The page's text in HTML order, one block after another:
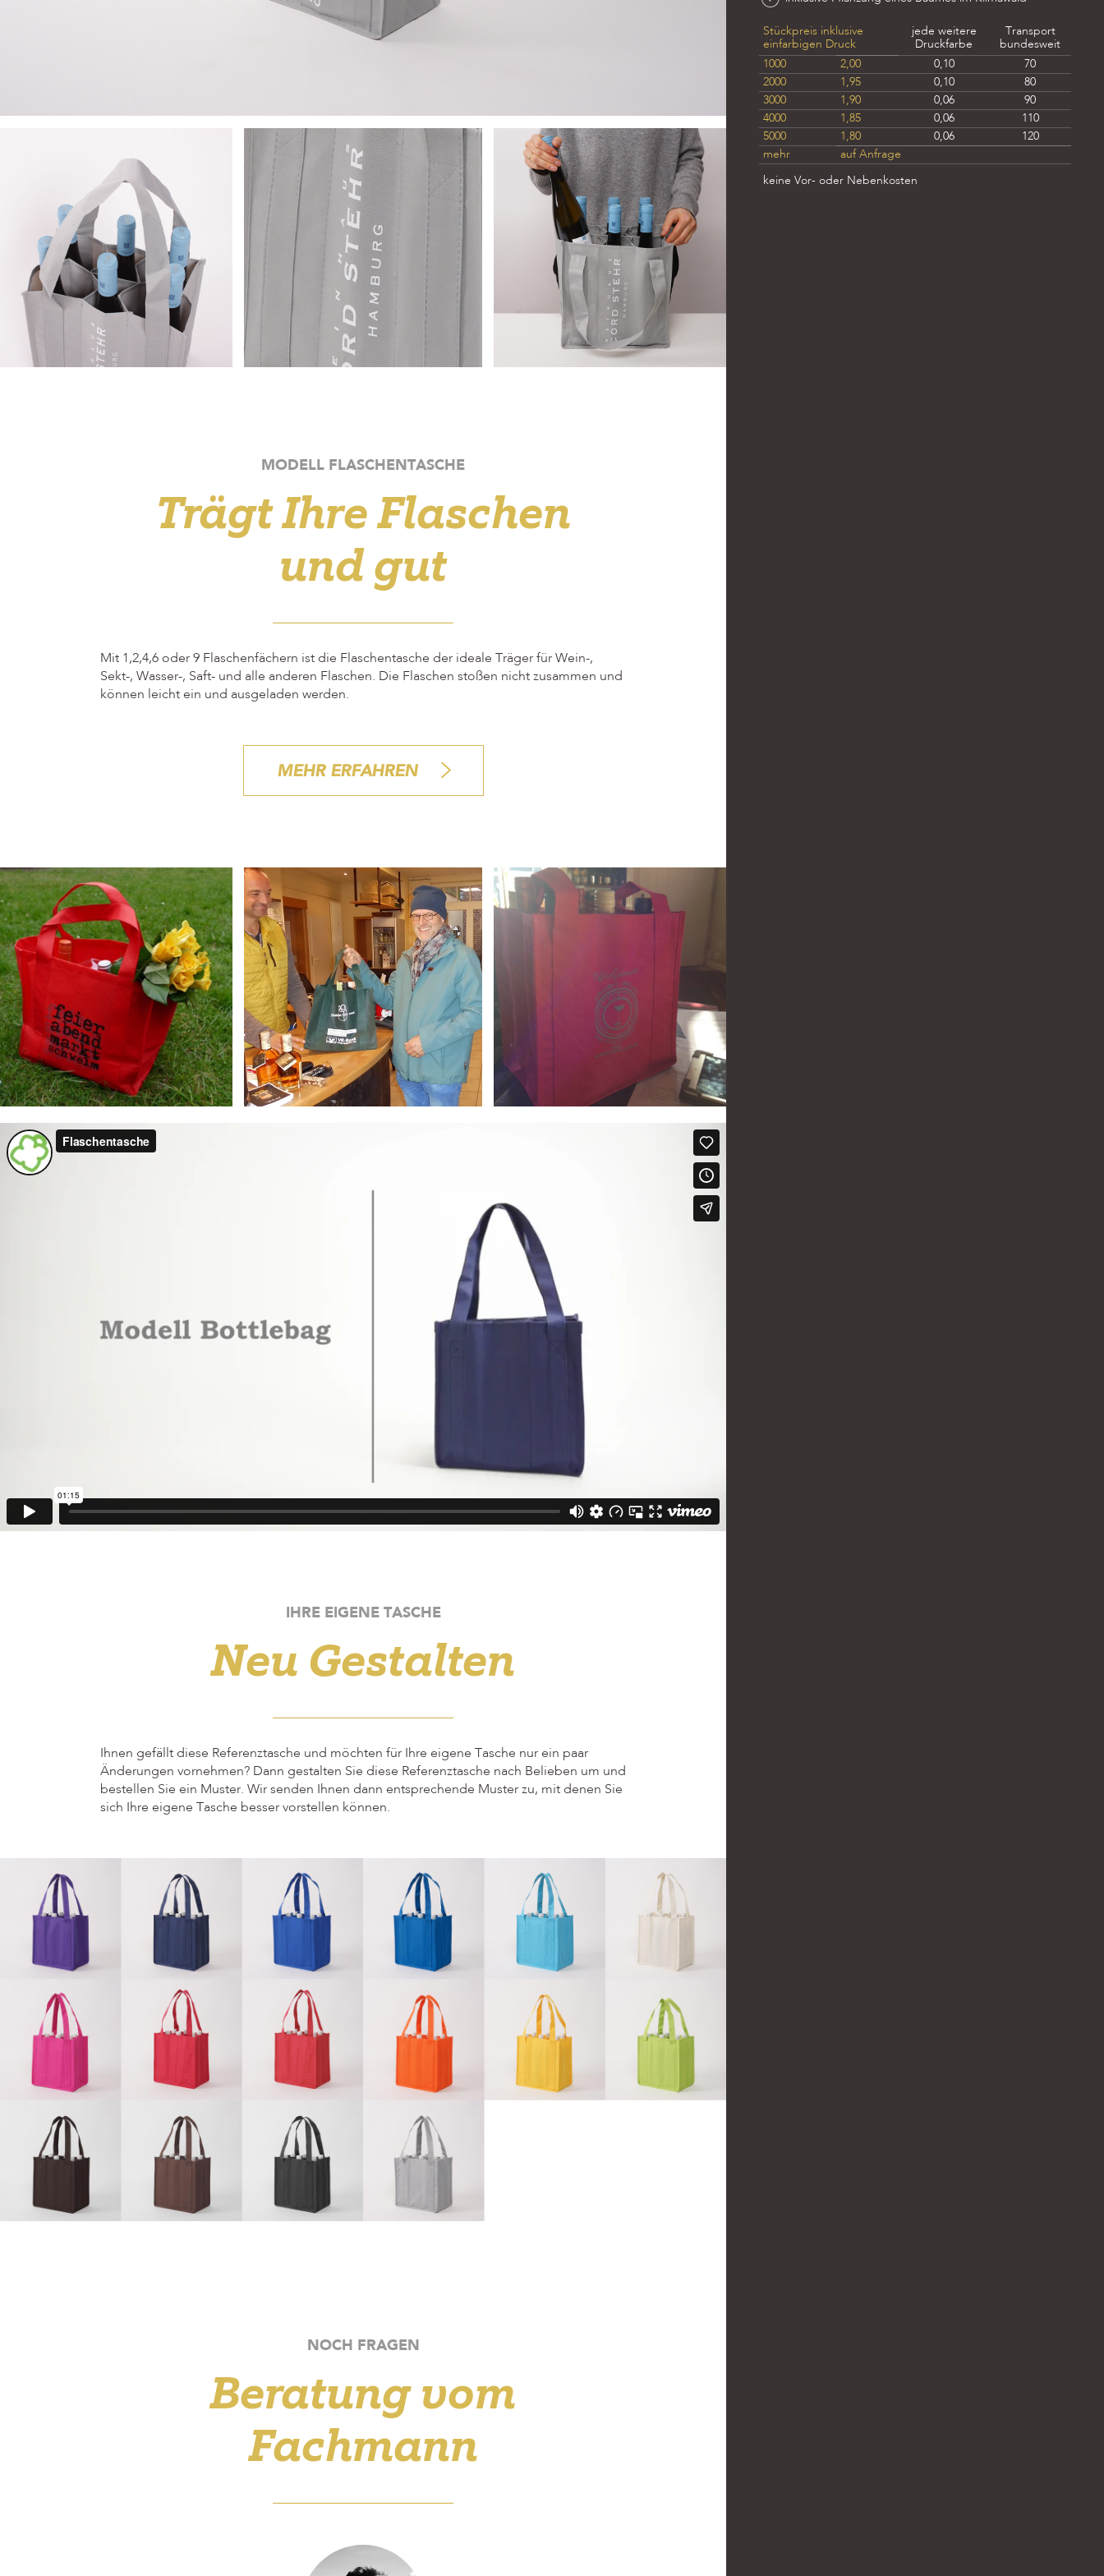
Stückpreis inklusive
einfarbigen Druck
jede weitere
Druckfarbe
Transport
bundesweit
1000
2,00 0,10
70
2000
1,95 0,10
80
3000
1,90 0,06
90
4000
1,85 0,06
110
5000
1,80 0,06
120
mehr
auf Anfrage
keine Vor- oder Nebenkosten
MODELL FLASCHENTASCHE
Trägt Ihre Flaschen
und gut
Mit 1,2,4,6 oder 9 Flaschenfächern ist die Flaschentasche der ideale Träger für Wein-,
Sekt-, Wasser-, Saft- und alle anderen Flaschen. Die Flaschen stoßen nicht zusammen und
können leicht ein und ausgeladen werden.
MEHR ERFAHREN
IHRE EIGENE TASCHE
Neu Gestalten
Ihnen gefällt diese Referenztasche und möchten für Ihre eigene Tasche nur ein paar
Änderungen vornehmen? Dann gestalten Sie diese Referenztasche nach Belieben um und
bestellen Sie ein Muster. Wir senden Ihnen dann entsprechende Muster zu, mit denen Sie
sich Ihre eigene Tasche besser vorstellen können.
NOCH FRAGEN
Beratung vom
Fachmann